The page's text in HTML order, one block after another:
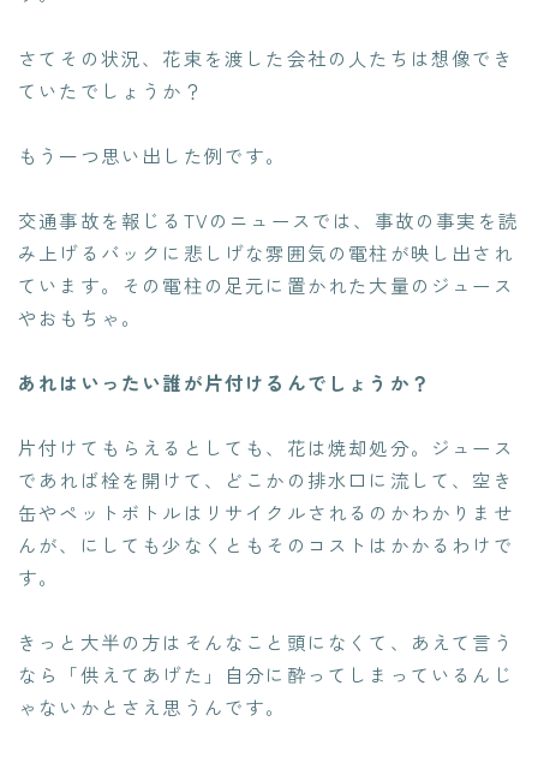
さてその状況、花束を渡した会社の人たちは想像でき
ていたでしょうか？
もう一つ思い出した例です。
交通事故を報じるTVのニュースでは、事故の事実を読
み上げるバックに悲しげな雰囲気の電柱が映し出され
ています。その電柱の足元に置かれた大量のジュース
やおもちゃ。
あれはいったい誰が片付けるんでしょうか？
片付けてもらえるとしても、花は焼却処分。ジュース
であれば栓を開けて、どこかの排水口に流して、空き
缶やペットボトルはリサイクルされるのかわかりませ
んが、にしても少なくともそのコストはかかるわけで
す。
きっと大半の方はそんなこと頭になくて、あえて言う
なら「供えてあげた」自分に酔ってしまっているんじ
ゃないかとさえ思うんです。